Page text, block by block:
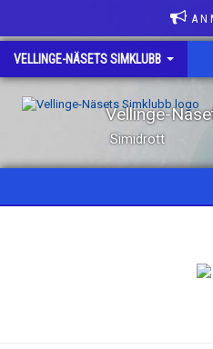
A N
VELLINGE-NÄSETS SIMKLUBB
Vellinge-
Simidrott